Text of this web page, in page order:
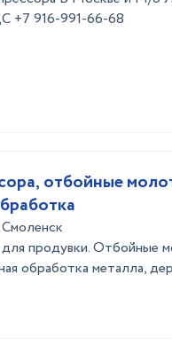
+7 916-991-66-68
отбойные
Смоленск
для продувки.
обработка металла,